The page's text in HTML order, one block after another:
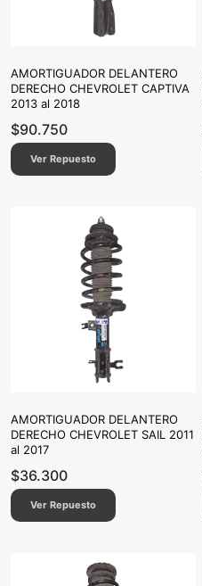
AMORTIGUADOR DELANTERO
DERECHO CHEVROLET CAPTIVA
2013 al 2018
$90.750
Ver Repuesto
AMORTIGUADOR DELANTERO
DERECHO CHEVROLET SAIL 2011
al 2017
$36.300
Ver Repuesto